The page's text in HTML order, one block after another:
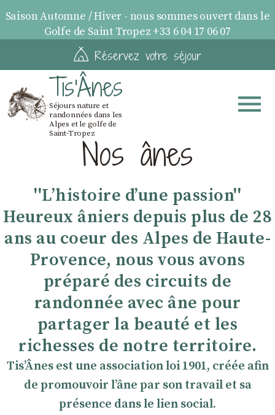
Saison Automne / Hiver - nous sommes ouvert dans le
Golfe de Saint Tropez +33 6 04 17 06 07
Réservez votre séjour
Tis'Ânes
Séjours nature et
randonnées dans les
Alpes et le golfe de
Saint-TropezNos ânes
''Lʼhistoire dʼune passion''
Heureux âniers depuis plus de 28
ans au coeur des Alpes de Haute-
Provence, nous vous avons
préparé des circuits de
randonnée avec âne pour
partager la beauté et les
richesses de notre territoire.
TisʼÂnes est une association loi 1901, créée afin
de promouvoir lʼâne par son travail et sa
présence dans le lien social.